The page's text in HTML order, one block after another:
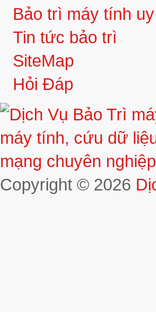
Bảo trì máy tính
Tin tức bảo trì
SiteMap
Hỏi Đáp
Copyright © 2026